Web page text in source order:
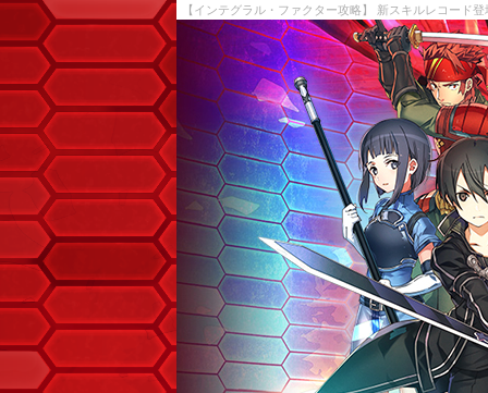
【インテグラル・ファクター攻略】 新スキルレコード